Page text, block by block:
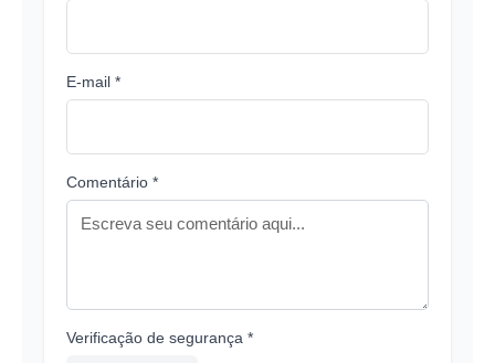
E-mail *
Comentário *
Verificação de segurança *